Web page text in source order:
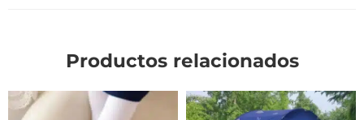
Productos relacionados